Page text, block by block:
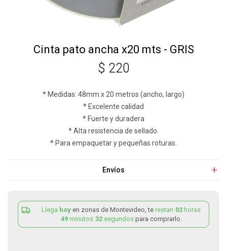
Cinta pato ancha x20 mts - GRIS
$ 220
* Medidas: 48mm x 20 metros (ancho, largo)
* Excelente calidad
* Fuerte y duradera
* Alta resistencia de sellado.
* Para empaquetar y pequeñas roturas.
Envíos
Llega hoy en zonas de Montevideo, te restan 02 horas
49 minutos 32 segundos para comprarlo.